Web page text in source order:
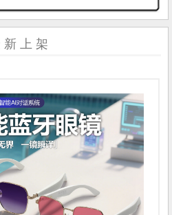
新 上 架